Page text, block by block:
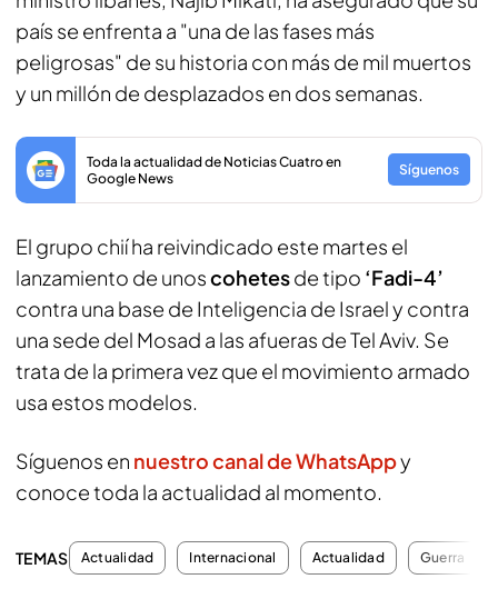
país se enfrenta a "una de las fases más
peligrosas" de su historia con más de mil muertos
y un millón de desplazados en dos semanas.
Toda la actualidad de Noticias Cuatro en
Google News
Síguenos
El grupo chií ha reivindicado este martes el
lanzamiento de unoscohetesde tipo ‘Fadi-4’
contra una base de Inteligencia de Israel y contra
una sede del Mosad a las afueras de Tel Aviv. Se
trata de la primera vez que el movimiento armado
usa estos modelos.
Síguenos en nuestro canal de WhatsAppy
conoce toda la actualidad al momento.
TEMAS Actualidad Internacional Actualidad Guerra